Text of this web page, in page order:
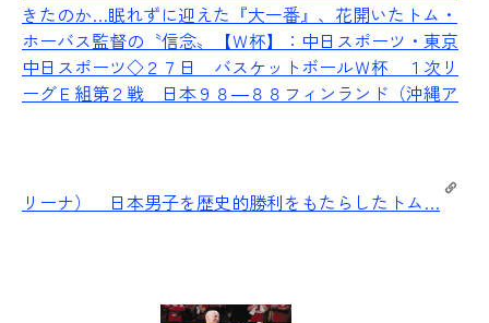
きたのか…眠れずに迎えた『大一番』、花開いたトム・
ホーバス監督の〝信念〟【Ｗ杯】：中日スポーツ・東京
中日スポーツ◇２７日 バスケットボールＷ杯 １次リ
ーグＥ組第２戦 日本９８―８８フィンランド（沖縄ア
リーナ） 日本男子を歴史的勝利をもたらしたトム…